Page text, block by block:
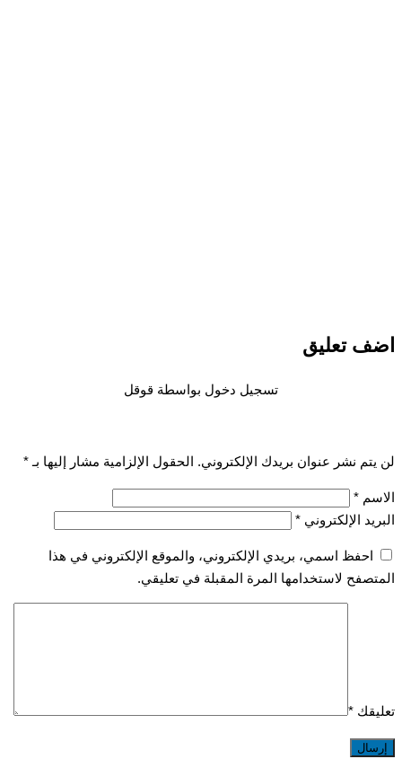
اضف تعليق
تسجيل دخول بواسطة قوقل
لن يتم نشر عنوان بريدك الإلكتروني. الحقول الإلزامية مشار إليها بـ *
الاسم *
البريد الإلكتروني *
احفظ اسمي، بريدي الإلكتروني، والموقع الإلكتروني في هذا
المتصفح لاستخدامها المرة المقبلة في تعليقي.
تعليقك *